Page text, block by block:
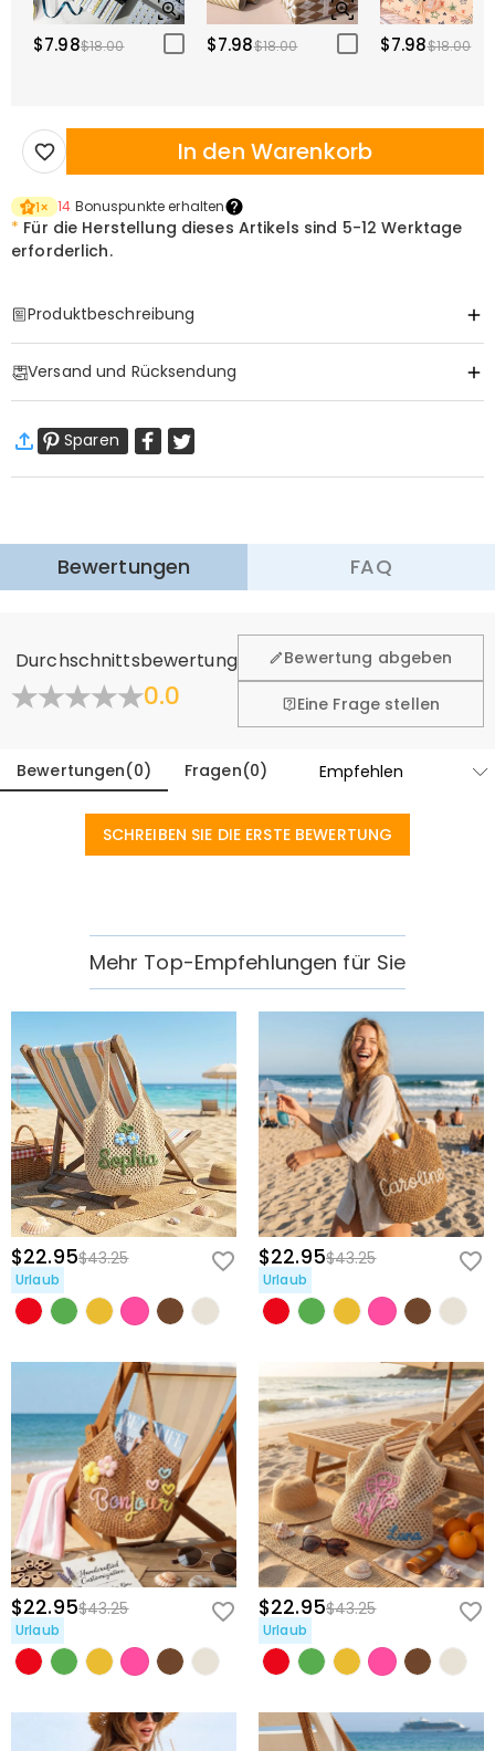
$7.98$18.00 $7.98$18.00 $7.98$18.00
In den Warenkorb
1× 14 Bonuspunkte erhalten
* Für die Herstellung dieses Artikels sind 5-12 Werktage
erforderlich.
Produktbeschreibung
Versand und Rücksendung
Standardversand
9-18
Arbeitstage
Mehr erfahren
fühlen. Deshalb bieten wir Ihnen 60 Tage Rückgaberecht.
Sparen
Bewertungen FAQ
Durchschnittsbewertung
0.0
Bewertung abgeben
Eine Frage stellen
Bewertungen(0) Fragen(0)
SCHREIBEN SIE DIE ERSTE BEWERTUNG
Mehr Top-Empfehlungen für Sie
$22.95$43.25
Urlaub
$22.95$43.25
Urlaub
$22.95$43.25
Urlaub
$22.95$43.25
Urlaub